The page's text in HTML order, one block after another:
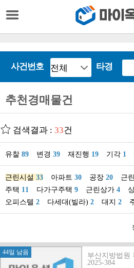
사건번호 타경
추천경매물건
검색결과 : 33건
유찰 89 변경 39 재진행 19 기각 1
근린시설 33 아파트 30 공장 20 근
주택 11 다가구주택 9 근린상가 4
오피스텔 2 다세대(빌라) 2 대지 2
44일 남음
부산지방법원
2025-384